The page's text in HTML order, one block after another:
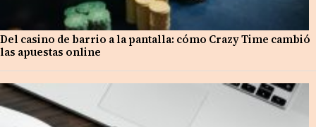
Del casino de barrio a la pantalla: cómo Crazy Time cambió
las apuestas online